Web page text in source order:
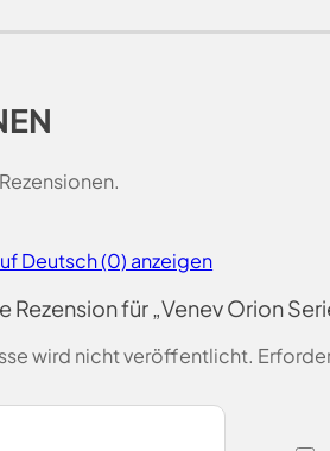
Deutsch (0) anzeigen
Rezension für „Venev Orion
wird nicht veröffentlicht.